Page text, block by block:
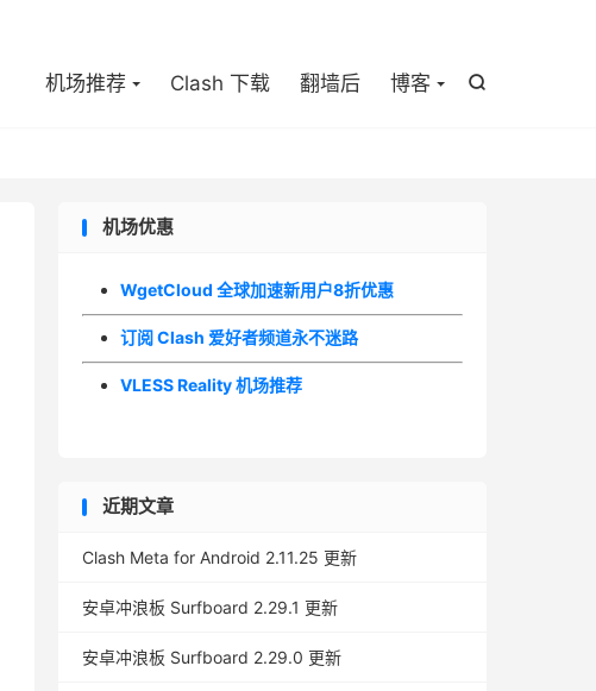

机场推荐 Clash 下载 翻墙后 博客
机场优惠
WgetCloud 全球加速新用户8折优惠
订阅 Clash 爱好者频道永不迷路
VLESS Reality 机场推荐
近期文章
Clash Meta for Android 2.11.25 更新
安卓冲浪板 Surfboard 2.29.1 更新
安卓冲浪板 Surfboard 2.29.0 更新